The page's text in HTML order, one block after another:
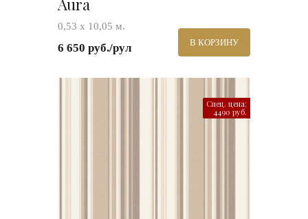
Aura
0,53 х 10,05 м.
6 650 руб./рул В КОРЗИНУ
Спец. цена:
4490 руб.